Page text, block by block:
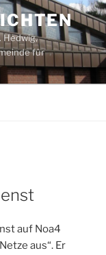
Hedwig,
für
auf Noa4
aus“. Er